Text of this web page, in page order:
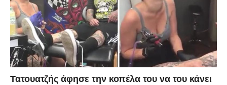
Τατουατζής άφησε την κοπέλα του να του κάνει